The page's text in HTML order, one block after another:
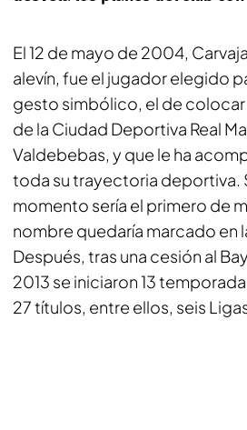
El 12 de mayo de 2004,
alevín, fue el jugador elegido
gesto simbólico, el de colocar
de la Ciudad Deportiva Real
Valdebebas, y que le ha
toda su trayectoria deportiva.
momento sería el primero de
nombre quedaría marcado en
Después, tras una cesión al
2013 se iniciaron 13
27 títulos, entre ellos, seis